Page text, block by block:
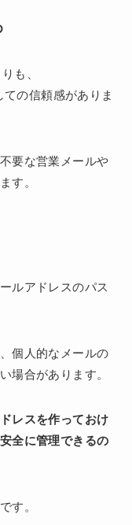
も、
の信頼感がありま
要な営業メールや
す。
ルアドレスのパス
個人的なメールの
場合があります。
レスを作っておけ
全に管理できるの
す。